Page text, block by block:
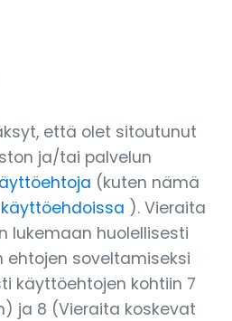
että olet sitoutunut
ja/tai palvelun
(kuten nämä
käyttöehdoissa ). Vieraita
lukemaan huolellisesti
ehtojen soveltamiseksi
käyttöehtojen kohtiin 7
ja 8 (Vieraita koskevat